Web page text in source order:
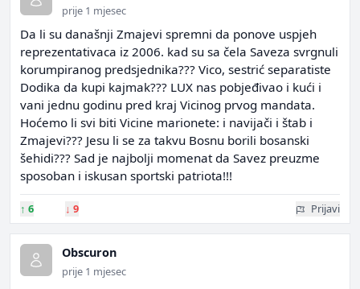
prije 1 mjesec
Da li su današnji Zmajevi spremni da ponove uspjeh
reprezentativaca iz 2006. kad su sa čela Saveza svrgnuli
korumpiranog predsjednika??? Vico, sestrić separatiste
Dodika da kupi kajmak??? LUX nas pobjeđivao i kući i
vani jednu godinu pred kraj Vicinog prvog mandata.
Hoćemo li svi biti Vicine marionete: i navijači i štab i
Zmajevi??? Jesu li se za takvu Bosnu borili bosanski
šehidi??? Sad je najbolji momenat da Savez preuzme
sposoban i iskusan sportski patriota!!!
↑ 6 ↓ 9 Prijavi
Obscuron
prije 1 mjesec